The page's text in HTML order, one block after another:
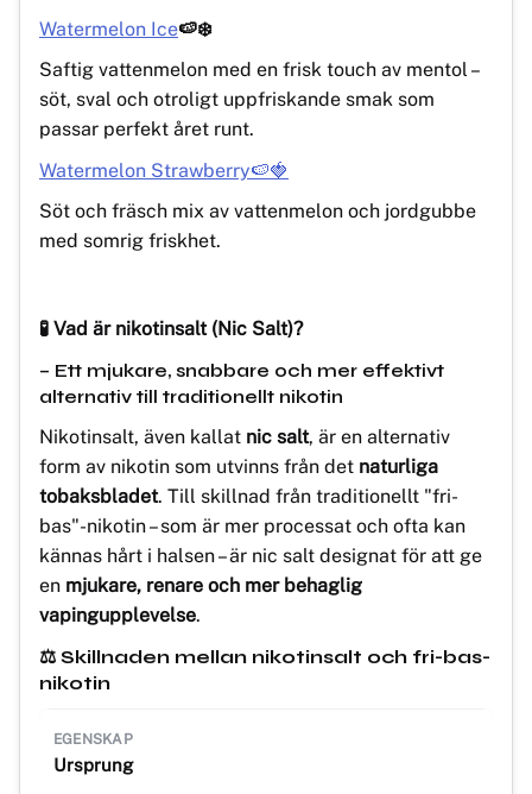
Watermelon Ice🍉❄️
Saftig vattenmelon med en frisk touch av mentol –
söt, sval och otroligt uppfriskande smak som
passar perfekt året runt.
Watermelon Strawberry🍉🍓
Söt och fräsch mix av vattenmelon och jordgubbe
med somrig friskhet.
🧪 Vad är nikotinsalt (Nic Salt)?
– Ett mjukare, snabbare och mer effektivt
alternativ till traditionellt nikotin
Nikotinsalt, även kallat nic salt, är en alternativ
form av nikotin som utvinns från det naturliga
tobaksbladet. Till skillnad från traditionellt "fri-
bas"-nikotin – som är mer processat och ofta kan
kännas hårt i halsen – är nic salt designat för att ge
en mjukare, renare och mer behaglig
vapingupplevelse.
⚖️ Skillnaden mellan nikotinsalt och fri-bas-
nikotin
Ursprung